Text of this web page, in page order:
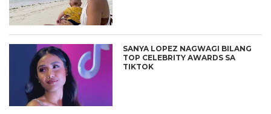
SANYA LOPEZ NAGWAGI BILANG
TOP CELEBRITY AWARDS SA
TIKTOK